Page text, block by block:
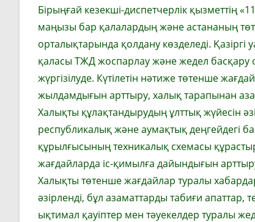
Бірыңғай кезекші-диспетчерлік қызметтің
маңызы бар қалалардың және астананың
орталықтарында қолдану көзделеді. Қазіргі
қаласы ТЖД жоспарлау және жедел
жүргізілуде. Күтілетін нәтиже төтенше
жылдамдығын арттыру, халық тарапынан
Халықты құлақтандырудың ұлттық жүйесін
республикалық және аумақтық деңгейдегі
құрылғысының техникалық схемасы
жағдайларда іс-қимылға дайындығын
Халықты төтенше жағдайлар туралы
әзірленді, бұл азаматтарды табиғи апаттар,
ықтимал қауіптер мен тәуекелдер туралы